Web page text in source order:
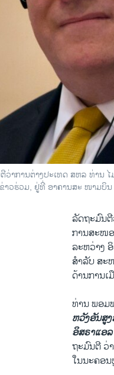
ວ່າການຕ່າງປະເທດ ສຫລ ທ່ານ
າວຮ່ວມ, ຢູ່ທີ່ ອາຄານສະ ໜາມບິນ
ລັດຖະມົນ
ການສະໜ
ລະຫວ່າງ
ສຳລັບ ສະ
ດ້ານການເ
ທ່ານ ພອມ
ຫວັງອັນສູ
ອິສຣາແອ
ຖະມົນຕີ ວ່
ໃນນະຄອ